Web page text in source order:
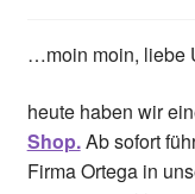
…moin moin, liebe
heute haben wir
Shop.Ab sofort
Firma Ortega in